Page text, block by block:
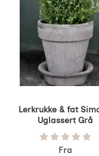
Lerkrukke & fat
Uglassert Grå
Varenummer 5875
Fra